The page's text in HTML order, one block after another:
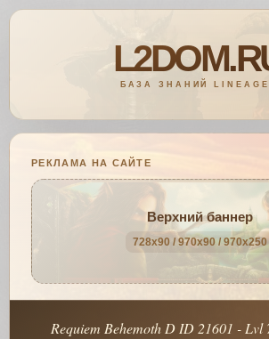
РЕКЛАМА НА САЙТЕ
Верхний баннер
728x90 / 970x90 / 970x250
Requiem Behemoth D ID 21601 -